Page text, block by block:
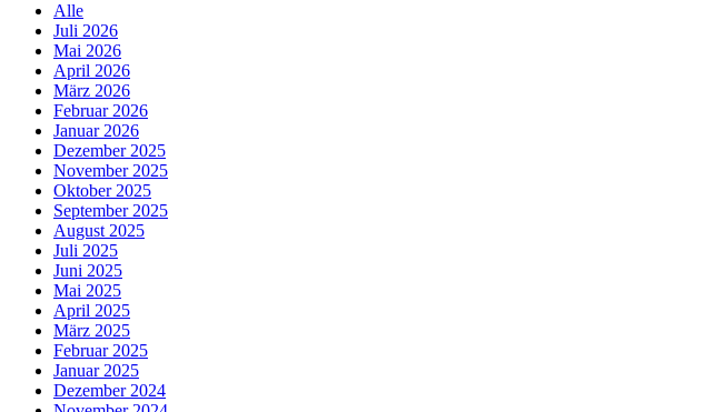
Alle
Juli 2026
Mai 2026
April 2026
März 2026
Februar 2026
Januar 2026
Dezember 2025
November 2025
Oktober 2025
September 2025
August 2025
Juli 2025
Juni 2025
Mai 2025
April 2025
März 2025
Februar 2025
Januar 2025
Dezember 2024